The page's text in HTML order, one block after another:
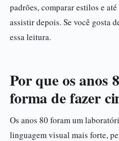
padrões, comparar estilos e
assistir depois. Se você gosta
essa leitura.
Por que os anos
forma de fazer
Os anos 80 foram um
linguagem visual mais forte,